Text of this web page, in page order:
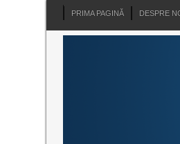
PRIMA PAGINĂ DESPRE